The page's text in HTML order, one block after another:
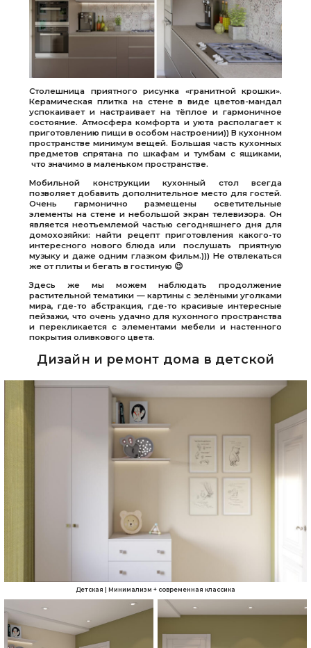
Столешница приятного рисунка «гранитной крошки».
Керамическая плитка на стене в виде цветов-мандал
успокаивает и настраивает на тёплое и гармоничное
состояние. Атмосфера комфорта и уюта располагает к
приготовлению пищи в особом настроении)) В кухонном
пространстве минимум вещей. Большая часть кухонных
предметов спрятана по шкафам и тумбам с ящиками,
что значимо в маленьком пространстве.
Мобильной конструкции кухонный стол всегда
позволяет добавить дополнительное место для гостей.
Очень гармонично размещены осветительные
элементы на стене и небольшой экран телевизора. Он
является неотъемлемой частью сегодняшнего дня для
домохозяйки: найти рецепт приготовления какого-то
интересного нового блюда или послушать приятную
музыку и даже одним глазком фильм.))) Не отвлекаться
же от плиты и бегать в гостиную 😉
Здесь же мы можем наблюдать продолжение
растительной тематики — картины с зелёными уголками
мира, где-то абстракция, где-то красивые интересные
пейзажи, что очень удачно для кухонного пространства
и перекликается с элементами мебели и настенного
покрытия оливкового цвета.
Дизайн и ремонт дома в детской
Детская | Минимализм + современная классика